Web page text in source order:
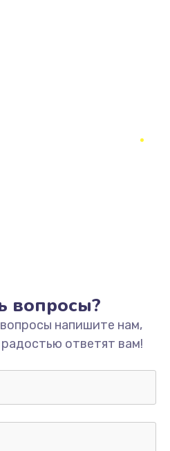
вопросы?
напишите нам,
ответят вам!